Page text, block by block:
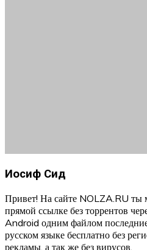
Иосиф Сид
Привет! На сайте NOLZA.RU ты
прямой ссылке без торрентов
Android одним файлом
русском языке бесплатно без
рекламы, а так же без вирусов.